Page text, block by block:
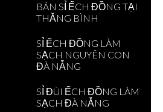
BÁN SỈ ẾCH ĐỒNG TẠI
THĂNG BÌNH
SỈ ẾCH ĐỒNG LÀM
SẠCH NGUYÊN CON
ĐÀ NẴNG
SỈ ĐÙI ẾCH ĐỒNG LÀM
SẠCH ĐÀ NẴNG